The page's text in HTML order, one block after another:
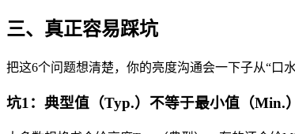
三、真正容易踩坑
把这6个问题想清楚，你的亮度沟通会一下子从“口水
坑1：典型值（Typ.）不等于最小值（Min.）